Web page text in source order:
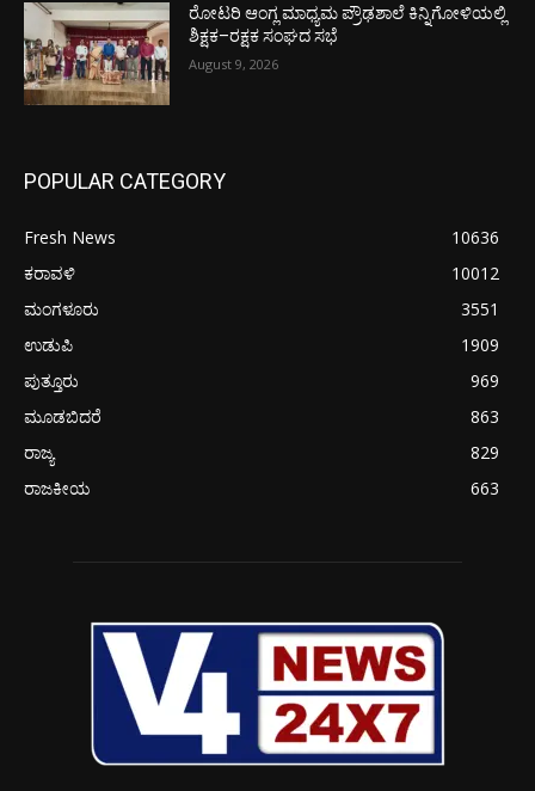
ರೋಟರಿ ಆಂಗ್ಲ ಮಾಧ್ಯಮ ಪ್ರೌಢಶಾಲೆ ಕಿನ್ನಿಗೋಳಿಯಲ್ಲಿ
ಶಿಕ್ಷಕ–ರಕ್ಷಕ ಸಂಘದ ಸಭೆ
August 9, 2026
POPULAR CATEGORY
Fresh News
10636
ಕರಾವಳಿ
10012
ಮಂಗಳೂರು
3551
ಉಡುಪಿ
1909
ಪುತ್ತೂರು
969
ಮೂಡಬಿದರೆ
863
ರಾಜ್ಯ
829
ರಾಜಕೀಯ
663